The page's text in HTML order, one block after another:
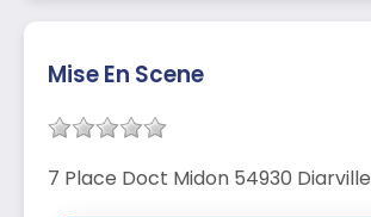
Mise En Scene
7 Place Doct Midon 54930 Diarville